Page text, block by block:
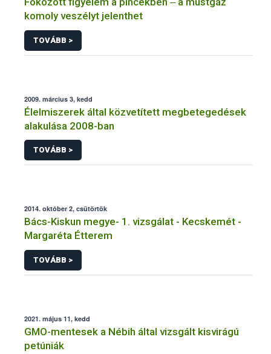
komoly veszélyt jelenthet
TOVÁBB >
2009. március 3, kedd
Élelmiszerek által közvetített megbetegedések
alakulása 2008-ban
TOVÁBB >
2014. október 2, csütörtök
Bács-Kiskun megye- 1. vizsgálat - Kecskemét -
Margaréta Étterem
TOVÁBB >
2021. május 11, kedd
GMO-mentesek a Nébih által vizsgált kisvirágú
petúniák